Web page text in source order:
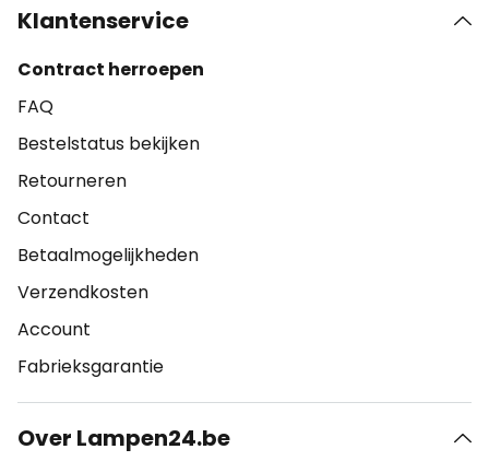
Klantenservice
Contract herroepen
FAQ
Bestelstatus bekijken
Retourneren
Contact
Betaalmogelijkheden
Verzendkosten
Account
Fabrieksgarantie
Over Lampen24.be